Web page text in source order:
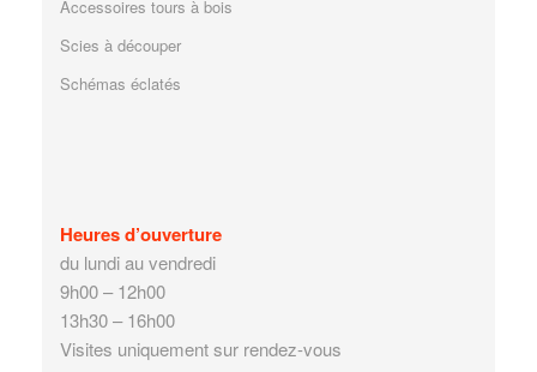
Accessoires tours à bois
Scies à découper
Schémas éclatés
Heures d’ouverture
du lundi au vendredi
9h00 – 12h00
13h30 – 16h00
Visites uniquement sur rendez-vous